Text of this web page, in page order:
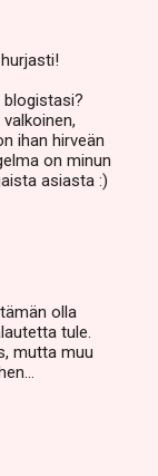
blogistasi?
ihan hirveän
on minun
asiasta :)
olla
tule.
mutta muu